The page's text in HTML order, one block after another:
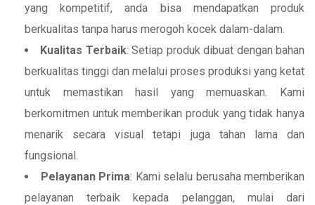
yang kompetitif, anda bisa mendapatkan produk
berkualitas tanpa harus merogoh kocek dalam-dalam.
Kualitas Terbaik: Setiap produk dibuat dengan bahan
berkualitas tinggi dan melalui proses produksi yang ketat
untuk memastikan hasil yang memuaskan. Kami
berkomitmen untuk memberikan produk yang tidak hanya
menarik secara visual tetapi juga tahan lama dan
fungsional.
Pelayanan Prima: Kami selalu berusaha memberikan
pelayanan terbaik kepada pelanggan, mulai dari